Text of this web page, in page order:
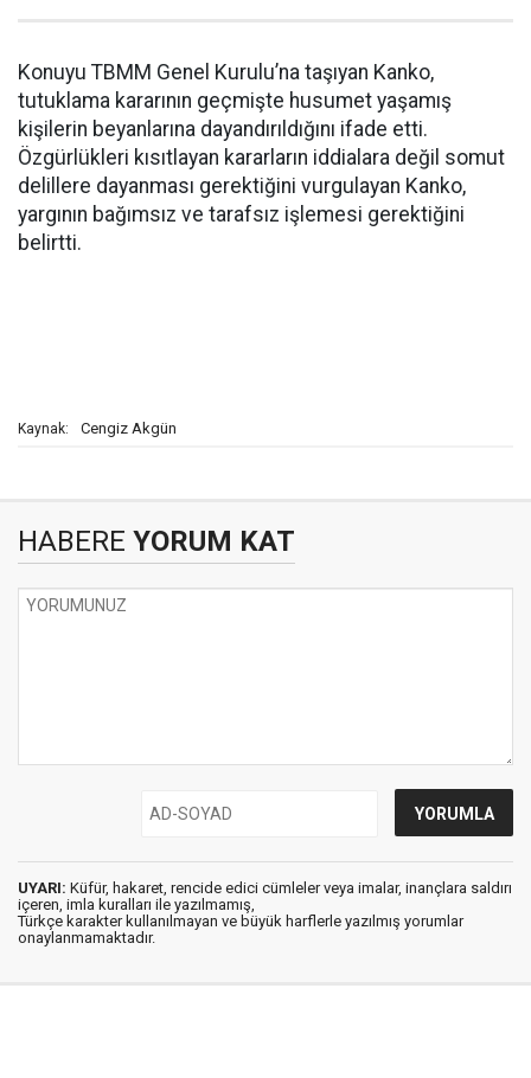
Konuyu TBMM Genel Kurulu’na taşıyan Kanko,
tutuklama kararının geçmişte husumet yaşamış
kişilerin beyanlarına dayandırıldığını ifade etti.
Özgürlükleri kısıtlayan kararların iddialara değil somut
delillere dayanması gerektiğini vurgulayan Kanko,
yargının bağımsız ve tarafsız işlemesi gerektiğini
belirtti.
Kaynak: Cengiz Akgün
HABERE YORUM KAT
UYARI: Küfür, hakaret, rencide edici cümleler veya imalar, inançlara saldırı
içeren, imla kuralları ile yazılmamış,
Türkçe karakter kullanılmayan ve büyük harflerle yazılmış yorumlar
onaylanmamaktadır.